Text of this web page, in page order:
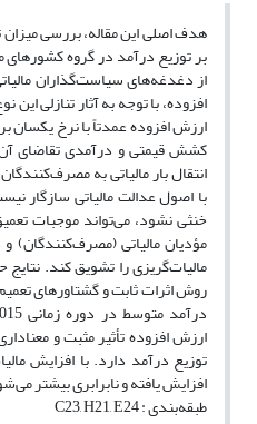
هدف اصلی این مقاله، بررسی میزان
بر توزیع درآمد در گروه
از دغدغه­‌های سیاست‌گذاران
افزوده، با توجه به آثار تنازلی
ارزش افزوده عمدتاً با نرخ یکسان
کشش قیمتی و درآمدی تقاضای
انتقال بار مالیاتی به
با اصول عدالت مالیاتی سازگار
خنثی نشود، می‌­تواند موجبات
مؤدیان مالیاتی (مصرف‌کنندگان)
مالیات‌گریزی را تشویق کند.
روش اثرات ثابت و گشتاورهای
ارزش افزوده تأثیر مثبت و
توزیع درآمد دارد. با افزایش
افزایش یافته و نابرابری بیشتر
طبقه‌بندی : C23, H21, E24